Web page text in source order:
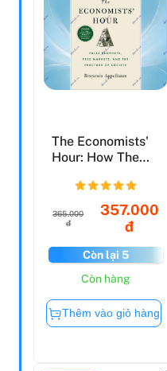
The Economists'
Hour: How The
365.000
đ
357.000
đ
Còn lại 5
Còn hàng
Thêm vào giỏ hàng